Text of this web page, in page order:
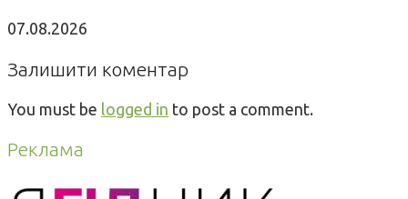
07.08.2026
Залишити коментар
You must be logged in to post a comment.
Реклама